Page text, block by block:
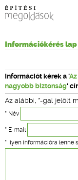
Információkérés lap
Információt kérek a '
nagyobb biztonság'
Az alábbi, *-gal jelölt
* Név
* E-mail
* Ilyen információra lenne